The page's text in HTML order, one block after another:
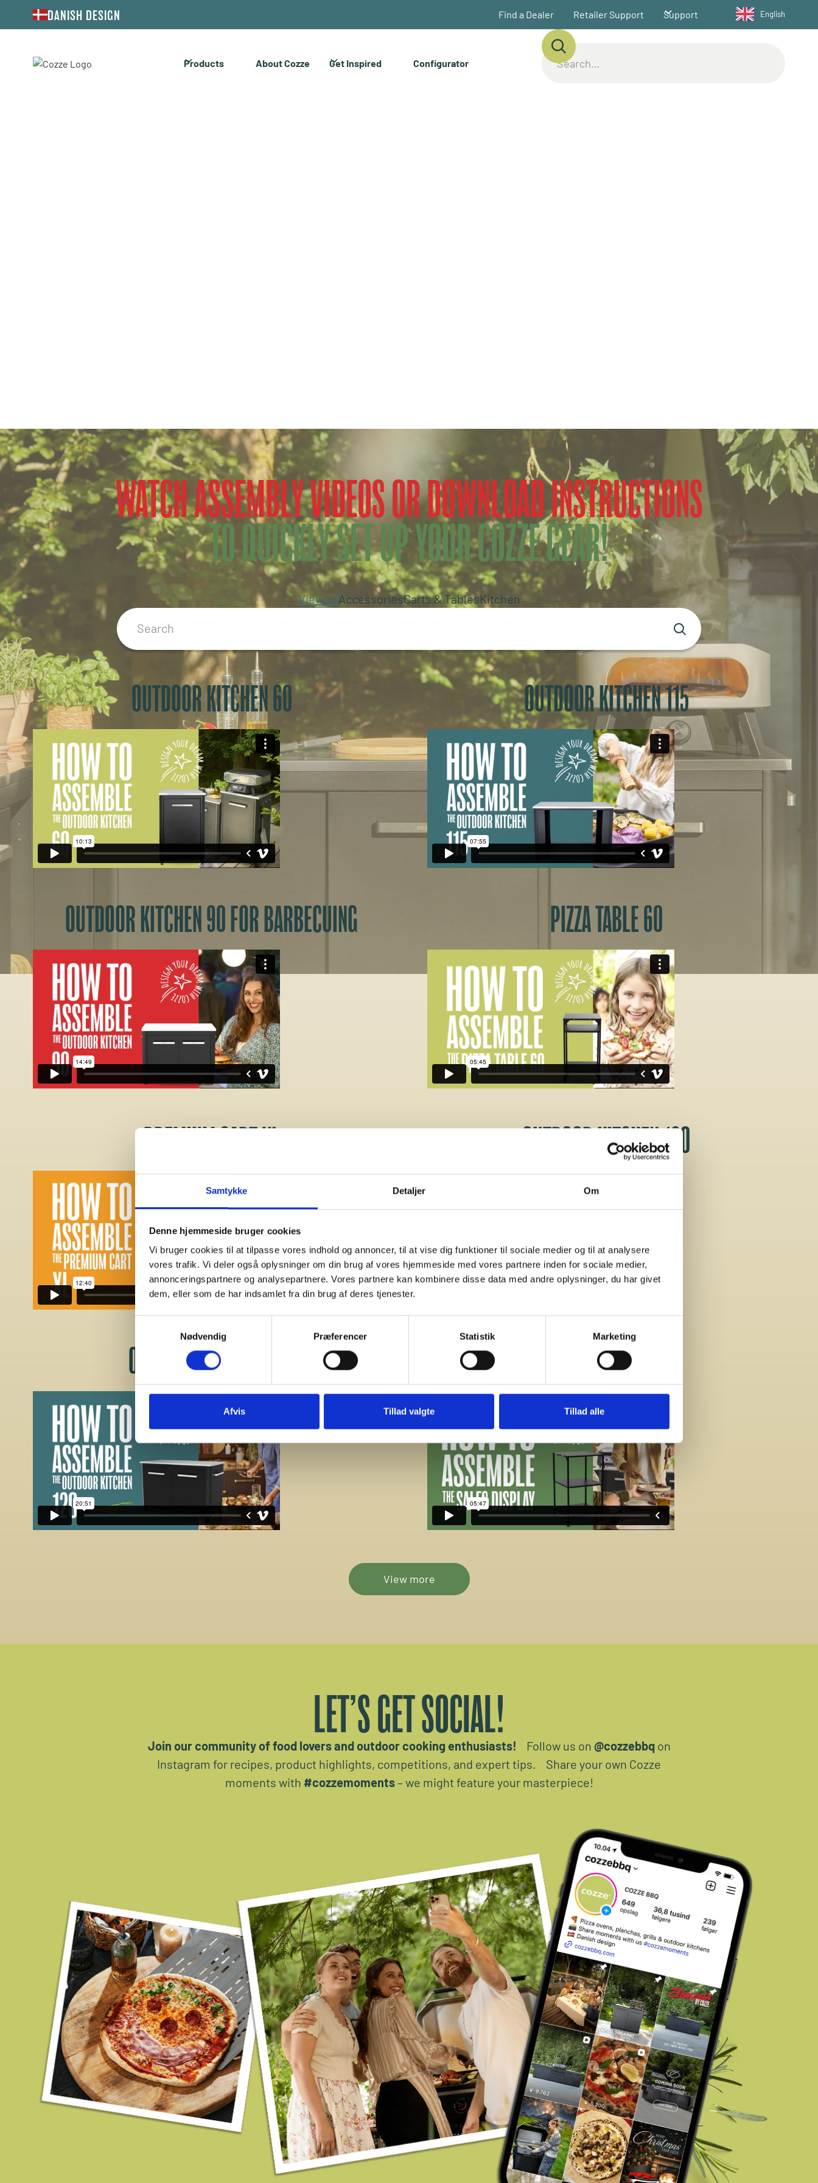
Samtykke Detaljer Om
Denne hjemmeside bruger cookies
Vi bruger cookies til at tilpasse vores indhold og annoncer, til at vise dig funktioner til sociale medier og til at analysere
vores trafik. Vi deler også oplysninger om din brug af vores hjemmeside med vores partnere inden for sociale medier,
annonceringspartnere og analysepartnere. Vores partnere kan kombinere disse data med andre oplysninger, du har givet
dem, eller som de har indsamlet fra din brug af deres tjenester.
Nødvendig
Præferencer Statistik Marketing
Afvis Tillad valgte Tillad alle
DANISH DESIGN Find a Dealer Retailer Support Support English
Products About Cozze Get Inspired Configurator
WATCH ASSEMBLY VIDEOS OR DOWNLOAD INSTRUCTIONS
TO QUICKLY SET UP YOUR COZZE GEAR!
View allAccessoriesCarts & TablesKitchen
OUTDOOR KITCHEN 60 OUTDOOR KITCHEN 115
OUTDOOR KITCHEN 90 FOR BARBECUING PIZZA TABLE 60
PREMIUM CART XL OUTDOOR KITCHEN 180
OUTDOOR KITCHEN 120 SALES DISPLAY
View more
LET’S GET SOCIAL!
Join our community of food lovers and outdoor cooking enthusiasts! Follow us on @cozzebbqon
Instagram for recipes, product highlights, competitions, and expert tips. Share your own Cozze
moments with #cozzemoments– we might feature your masterpiece!